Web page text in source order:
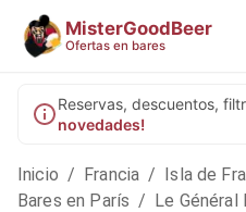
MisterGoodBeer
Ofertas en bares
Reservas, descuentos,
novedades!
Inicio / Francia / Isla de
Bares en París / Le Général